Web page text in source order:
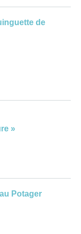
de
»
Potager